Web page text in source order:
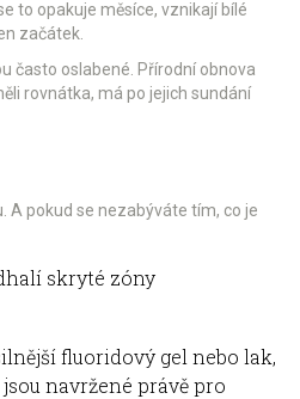
se to opakuje měsíce, vznikají bílé
začátek.
často oslabené. Přírodní obnova
rovnátka, má po jejich sundání
A pokud se nezabýváte tím, co je
skryté zóny
fluoridový gel nebo lak,
navržené právě pro